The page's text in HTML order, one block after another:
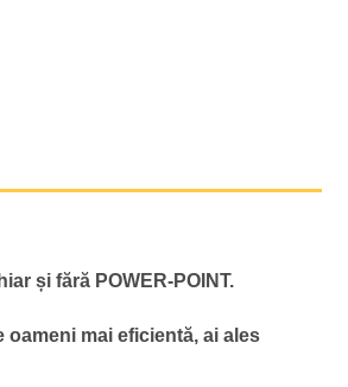
și fără POWER-POINT.
mai eficientă, ai ales